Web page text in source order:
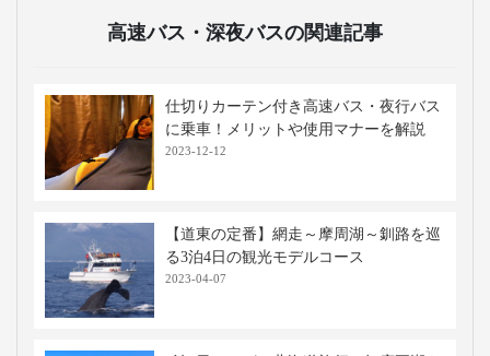
高速バス・深夜バスの関連記事
仕切りカーテン付き高速バス・夜行バス
に乗車！メリットや使用マナーを解説
2023-12-12
【道東の定番】網走～摩周湖～釧路を巡
る3泊4日の観光モデルコース
2023-04-07